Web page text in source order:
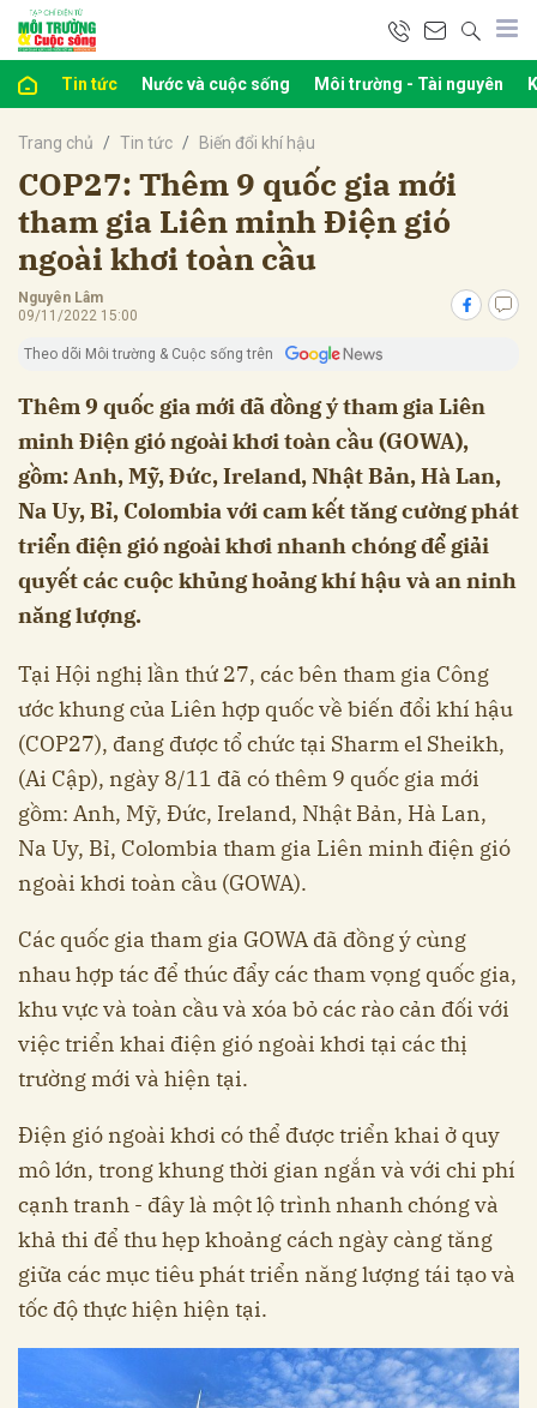
Tin tức Nước và cuộc sống Môi trường - Tài nguyên
Trang chủ Tin tức Biến đổi khí hậu
COP27: Thêm 9 quốc gia mới
tham gia Liên minh Điện gió
ngoài khơi toàn cầu
Nguyên Lâm
09/11/2022 15:00
Theo dõi Môi trường & Cuộc sống trên
Thêm 9 quốc gia mới đã đồng ý tham gia Liên
minh Điện gió ngoài khơi toàn cầu (GOWA),
gồm: Anh, Mỹ, Đức, Ireland, Nhật Bản, Hà Lan,
Na Uy, Bỉ, Colombia với cam kết tăng cường phát
triển điện gió ngoài khơi nhanh chóng để giải
quyết các cuộc khủng hoảng khí hậu và an ninh
năng lượng.
Tại Hội nghị lần thứ 27, các bên tham gia Công
ước khung của Liên hợp quốc về biến đổi khí hậu
(COP27), đang được tổ chức tại Sharm el Sheikh,
(Ai Cập), ngày 8/11 đã có thêm 9 quốc gia mới
gồm: Anh, Mỹ, Đức, Ireland, Nhật Bản, Hà Lan,
Na Uy, Bỉ, Colombia tham gia Liên minh điện gió
ngoài khơi toàn cầu (GOWA).
Các quốc gia tham gia GOWA đã đồng ý cùng
nhau hợp tác để thúc đẩy các tham vọng quốc gia,
khu vực và toàn cầu và xóa bỏ các rào cản đối với
việc triển khai điện gió ngoài khơi tại các thị
trường mới và hiện tại.
Điện gió ngoài khơi có thể được triển khai ở quy
mô lớn, trong khung thời gian ngắn và với chi phí
cạnh tranh - đây là một lộ trình nhanh chóng và
khả thi để thu hẹp khoảng cách ngày càng tăng
giữa các mục tiêu phát triển năng lượng tái tạo và
tốc độ thực hiện hiện tại.
Hủy